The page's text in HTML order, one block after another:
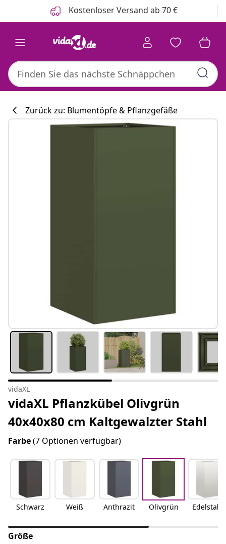
Kostenloser Versand ab 70 €
Zurück zu: Blumentöpfe & Pflanzgefäße
vidaXL
vidaXL Pflanzkübel Olivgrün
40x40x80 cm Kaltgewalzter Stahl
Farbe(7 Optionen verfügbar)
Schwarz Weiß Anthrazit Olivgrün Edelstahl
Größe